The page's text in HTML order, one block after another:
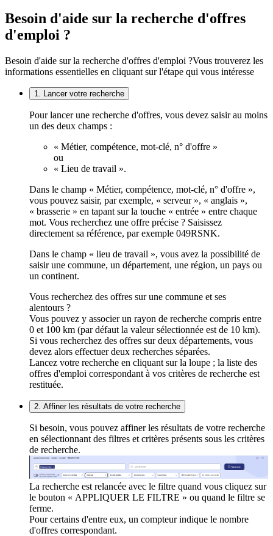
Besoin d'aide sur la recherche d'offres
d'emploi ?
Besoin d'aide sur la recherche d'offres d'emploi ?Vous trouverez les
informations essentielles en cliquant sur l'étape qui vous intéresse
1. Lancer votre recherche
Pour lancer une recherche d'offres, vous devez saisir au moins
un des deux champs :
« Métier, compétence, mot-clé, n° d'offre »
ou
« Lieu de travail ».
Dans le champ « Métier, compétence, mot-clé, n° d'offre »,
vous pouvez saisir, par exemple, « serveur », « anglais »,
« brasserie » en tapant sur la touche « entrée » entre chaque
mot. Vous recherchez une offre précise ? Saisissez
directement sa référence, par exemple 049RSNK.
Dans le champ « lieu de travail », vous avez la possibilité de
saisir une commune, un département, une région, un pays ou
un continent.
Vous recherchez des offres sur une commune et ses
alentours ?
Vous pouvez y associer un rayon de recherche compris entre
0 et 100 km (par défaut la valeur sélectionnée est de 10 km).
Si vous recherchez des offres sur deux départements, vous
devez alors effectuer deux recherches séparées.
Lancez votre recherche en cliquant sur la loupe ; la liste des
offres d'emploi correspondant à vos critères de recherche est
restituée.
2. Affiner les résultats de votre recherche
Si besoin, vous pouvez affiner les résultats de votre recherche
en sélectionnant des filtres et critères présents sous les critères
de recherche.
La recherche est relancée avec le filtre quand vous cliquez sur
le bouton « APPLIQUER LE FILTRE » ou quand le filtre se
ferme.
Pour certains d'entre eux, un compteur indique le nombre
d'offres correspondant.